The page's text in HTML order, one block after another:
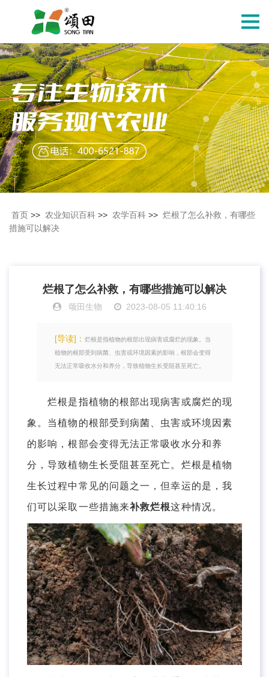
切
导
航
首页 >> 农业知识百科 >> 农学百科 >> 烂根了怎么补救，有哪些
措施可以解决
烂根了怎么补救，有哪些措施可以解决
颂田生物 2023-08-05 11:40:16
[导读]： 烂根是指植物的根部出现病害或腐烂的现象。当
植物的根部受到病菌、虫害或环境因素的影响，根部会变得
无法正常吸收水分和养分，导致植物生长受阻甚至死亡。
烂根是指植物的根部出现病害或腐烂的现
象。当植物的根部受到病菌、虫害或环境因素
的影响，根部会变得无法正常吸收水分和养
分，导致植物生长受阻甚至死亡。烂根是植物
生长过程中常见的问题之一，但幸运的是，我
们可以采取一些措施来补救烂根这种情况。